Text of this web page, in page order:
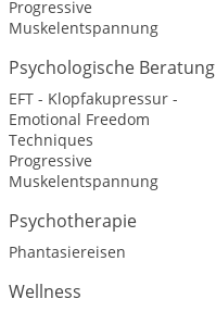
Progressive
Muskelentspannung
Psychologische Beratung
EFT - Klopfakupressur -
Emotional Freedom
Techniques
Progressive
Muskelentspannung
Psychotherapie
Phantasiereisen
Wellness